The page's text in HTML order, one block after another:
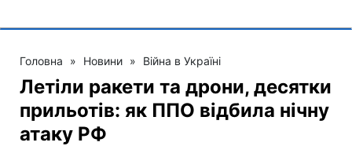
Головна » Новини » Війна в Україні
Летіли ракети та дрони, десятки
прильотів: як ППО відбила нічну
атаку РФ